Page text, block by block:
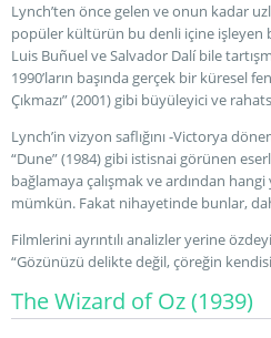
Lynch’ten önce gelen ve onun kadar
popüler kültürün bu denli içine işleyen
Luis Buñuel ve Salvador Dalí bile
1990’ların başında gerçek bir küresel
Çıkmazı” (2001) gibi büyüleyici ve
Lynch’in vizyon saflığını -Victorya
“Dune” (1984) gibi istisnai görünen
bağlamaya çalışmak ve ardından
mümkün. Fakat nihayetinde bunlar,
Filmlerini ayrıntılı analizler yerine
“Gözünüzü delikte değil, çöreğin
The Wizard of Oz (1939)